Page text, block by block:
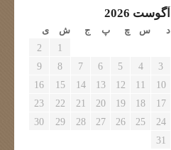
آگوست 2026
د س چ پ ج ش ی
1
2
3
4
5
6
7
8
9
10
11
12
13
14
15
16
17
18
19
20
21
22
23
24
25
26
27
28
29
30
31